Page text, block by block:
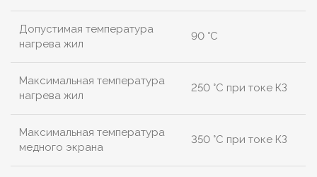
Допустимая температура
нагрева жил
90 °C
Максимальная температура
нагрева жил
250 °C при токе КЗ
Максимальная температура
медного экрана
350 °C при токе КЗ